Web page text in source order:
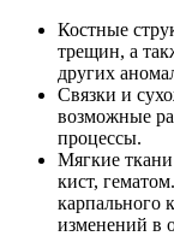
Костные
трещин, а
других
Связки и
возможные
процессы.
Мягкие
кист,
карпального
изменений в